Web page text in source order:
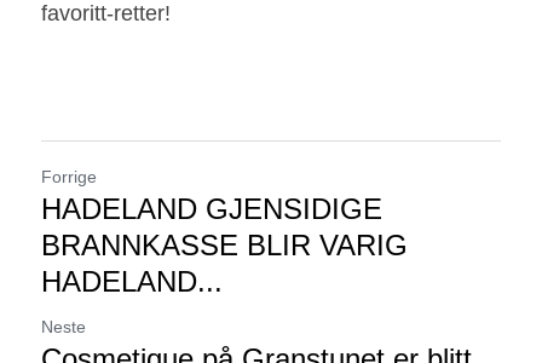
favoritt-retter!
Forrige
HADELAND GJENSIDIGE
BRANNKASSE BLIR VARIG
HADELAND...
Neste